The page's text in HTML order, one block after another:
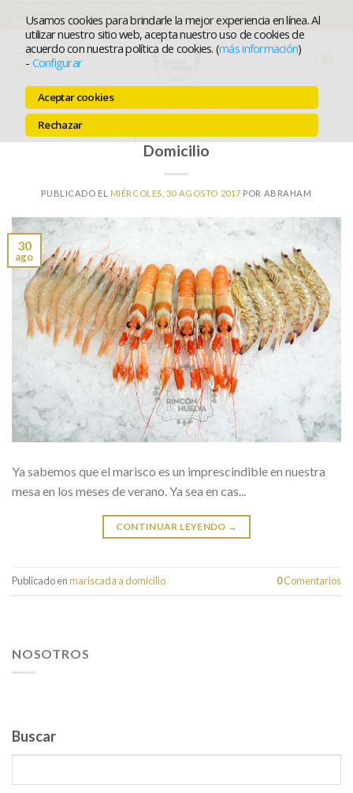
Usamos cookies para brindarle la mejor experiencia en línea. Al
utilizar nuestro sitio web, acepta nuestro uso de cookies de
acuerdo con nuestra política de cookies. (más información)
- Configurar
Aceptar cookies
Rechazar
contenido
ENTREGA
MENÚ
MARISCADA A DOMICILIO
Cómo Preparar una Mariscada a
Domicilio
PUBLICADO EL MIÉRCOLES, 30 AGOSTO 2017 POR ABRAHAM
30
ago
Ya sabemos que el marisco es un imprescindible en nuestra
mesa en los meses de verano. Ya sea en cas...
CONTINUAR LEYENDO →
Publicado enmariscada a domicilio 0Comentarios
NOSOTROS
Buscar